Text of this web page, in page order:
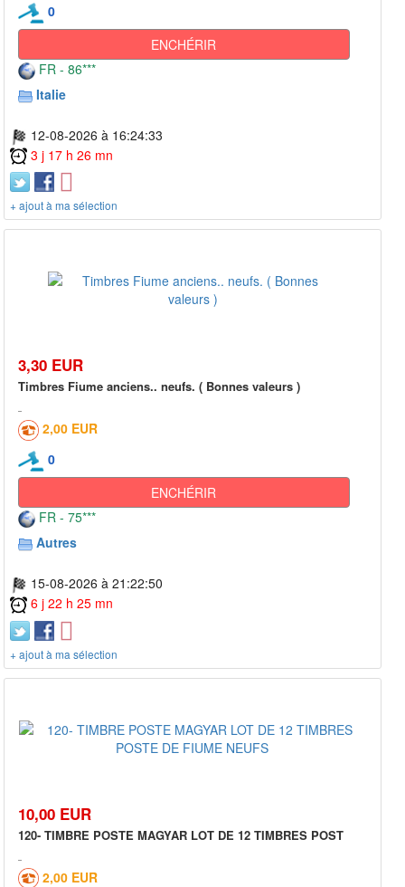
0
ENCHÉRIR
FR - 86***
Italie
12-08-2026 à 16:24:33
3 j 17 h 26 mn
+ ajout à ma sélection
3,30 EUR
Timbres Fiume anciens.. neufs. ( Bonnes valeurs )
2,00 EUR
0
ENCHÉRIR
FR - 75***
Autres
15-08-2026 à 21:22:50
6 j 22 h 25 mn
+ ajout à ma sélection
10,00 EUR
120- TIMBRE POSTE MAGYAR LOT DE 12 TIMBRES POST
2,00 EUR